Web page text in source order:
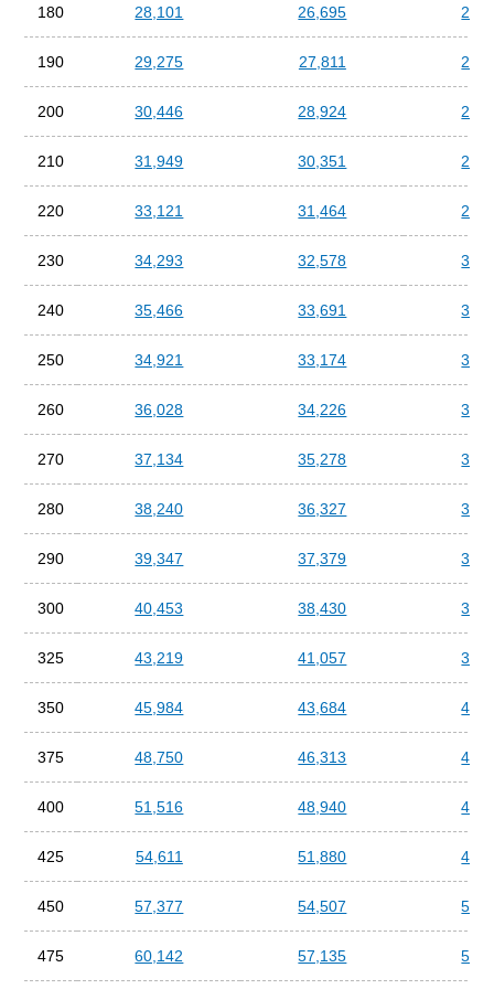
180 28,101 26,695
190 29,275 27,811
200 30,446 28,924
210 31,949 30,351
220 33,121 31,464
230 34,293 32,578
240 35,466 33,691
250 34,921 33,174
260 36,028 34,226
270 37,134 35,278
280 38,240 36,327
290 39,347 37,379
300 40,453 38,430
325 43,219 41,057
350 45,984 43,684
375 48,750 46,313
400 51,516 48,940
425 54,611 51,880
450 57,377 54,507
475 60,142 57,135